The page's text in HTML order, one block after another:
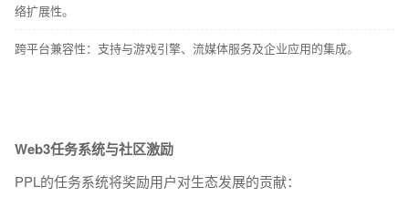
络扩展性。
跨平台兼容性：支持与游戏引擎、流媒体服务及企业应用的集成。
Web3任务系统与社区激励
PPL的任务系统将奖励用户对生态发展的贡献：